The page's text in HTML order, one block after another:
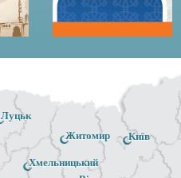
Житомир Київ
Хмельницький
Луцьк